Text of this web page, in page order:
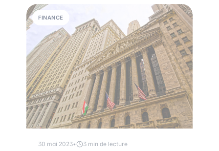
FINANCE
30 mai 2023• 3 min de lecture